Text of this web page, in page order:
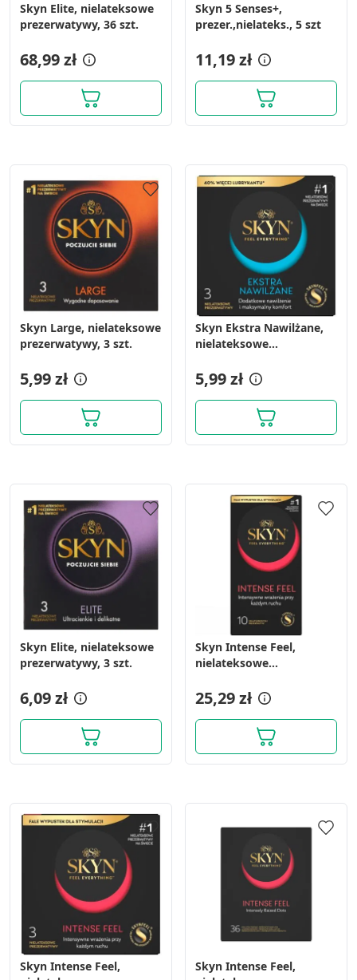
Skyn Elite, nielateksowe
prezerwatywy, 36 szt.
68,99 zł
Skyn 5 Senses+,
prezer.,nielateks., 5 szt
11,19 zł
Skyn Large, nielateksowe
prezerwatywy, 3 szt.
5,99 zł
Skyn Ekstra Nawilżane,
nielateksowe
5,99 zł
Skyn Elite, nielateksowe
prezerwatywy, 3 szt.
6,09 zł
Skyn Intense Feel,
nielateksowe
wypustkami, 10 szt.
25,29 zł
Skyn Intense Feel,
Skyn Intense Feel,